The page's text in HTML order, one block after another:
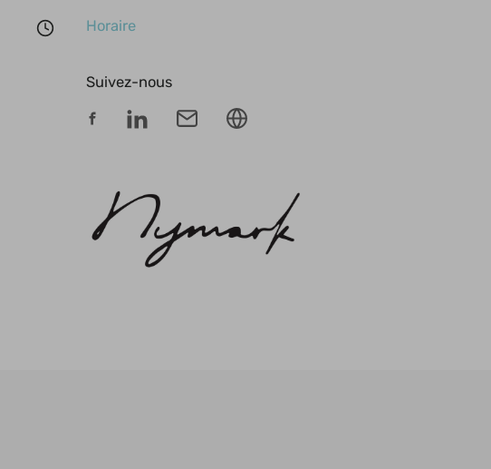
Horaire
Suivez-nous